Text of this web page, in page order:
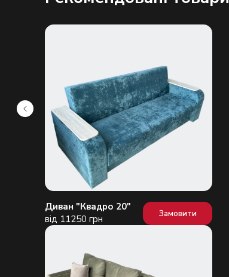
Диван "Квадро 20"
від 11250 грн
Замовити